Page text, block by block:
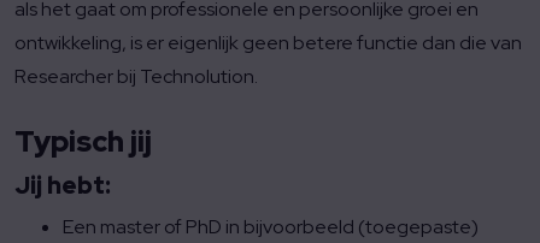
als het gaat om professionele en persoonlijke groei en
ontwikkeling, is er eigenlijk geen betere functie dan die van
Researcher bij Technolution.
Typisch jij
Jij hebt:
Een master of PhD in bijvoorbeeld (toegepaste)